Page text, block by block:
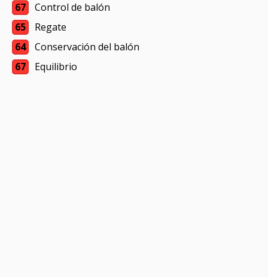
67
Control de balón
65
Regate
64
Conservación del balón
67
Equilibrio